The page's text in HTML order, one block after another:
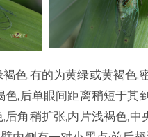
色,有的为黄绿或黄褐色,
,后单眼间距离稍短于其
后角稍扩张,内片浅褐色,